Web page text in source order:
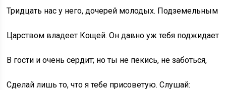
Тридцать нас у него, дочерей молодых. Подземельным
Царством владеет Кощей. Он давно уж тебя поджидает
В гости и очень сердит; но ты не пекись, не заботься,
Сделай лишь то, что я тебе присоветую. Слушай: